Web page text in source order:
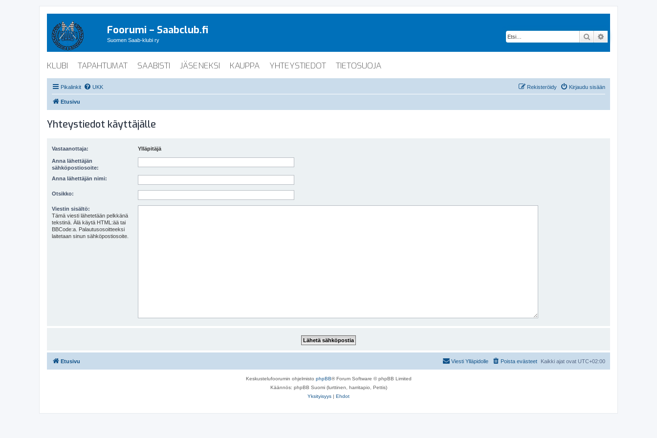
Foorumi – Saabclub.fi
Suomen Saab-klubi ry Etsi
KLUBI TAPAHTUMAT SAABISTI JÄSENEKSI KAUPPA YHTEYSTIEDOT TIETOSUOJA
Pikalinkit UKK Kirjaudu sisään
Rekisteröidy
Etusivu
Yhteystiedot käyttäjälle
Vastaanottaja: Ylläpitäjä
Anna lähettäjän
sähköpostiosoite:
Anna lähettäjän nimi:
Otsikko:
Viestin sisältö:
Tämä viesti lähetetään pelkkänä
tekstinä. Älä käytä HTML:ää tai
BBCode:a. Palautusosoitteeksi
laitetaan sinun sähköpostiosoite.
Etusivu Kaikki ajat ovat UTC+02:00
Poista evästeet
Viesti Ylläpidolle
Keskustelufoorumin ohjelmisto phpBB® Forum Software © phpBB Limited
Käännös: phpBB Suomi (lurttinen, harritapio, Pettis)
Yksityisyys | Ehdot